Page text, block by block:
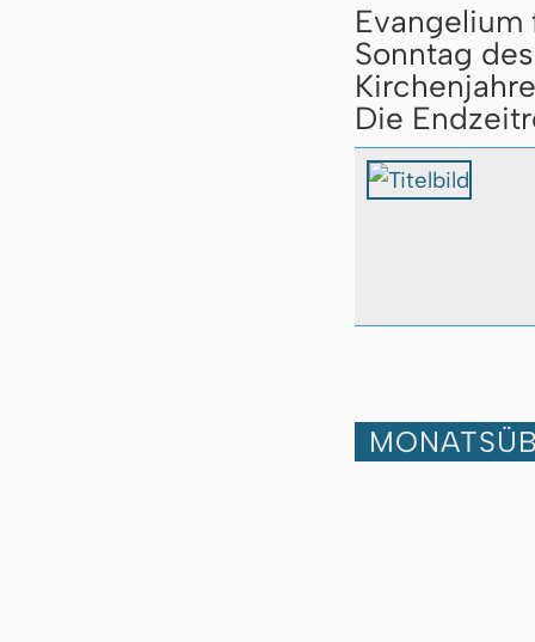
Sonntag
Die